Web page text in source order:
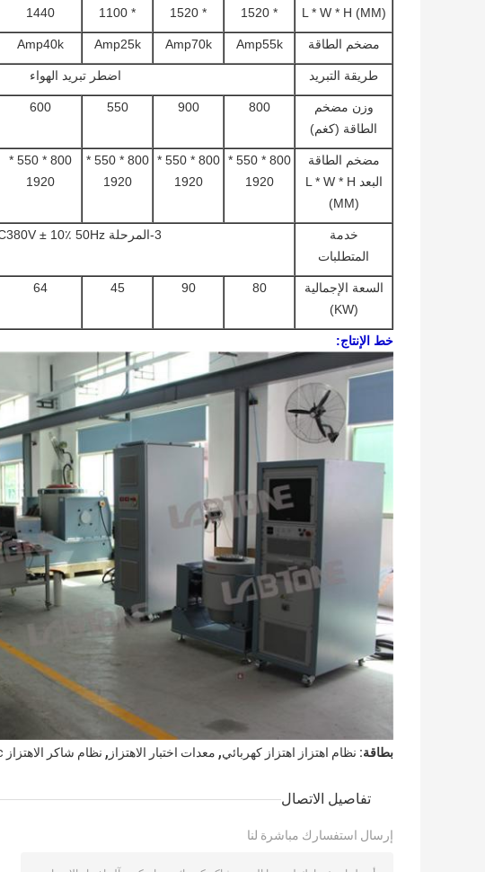
L * W * H (MM)
* 1520
* 1520
* 1100
1440
مضخم الطاقة Amp55k
Amp70k
Amp25k
Amp40k
طريقة التبريد اضطر تبريد الهواء
وزن مضخم
الطاقة (كغم)
800
900
550
600
مضخم الطاقة
البعد L * W * H
(MM)
800 * 550 *
1920
800 * 550 *
1920
800 * 550 *
1920
800 * 550 *
1920
خدمة
المتطلبات
3-المرحلة AC380V ± 10٪ 50Hz
السعة الإجمالية
(KW)
80
90
45
64
خط الإنتاج:
بطاقة: نظام اهتزاز اهتزاز كهربائي, معدات اختبار الاهتزاز , نظام شاكر الاهتزاز electrodynamic
تفاصيل الاتصال
إرسال استفسارك مباشرة لنا